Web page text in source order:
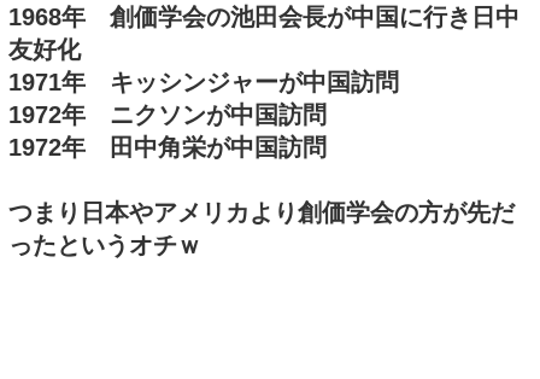
1968年 創価学会の池田会長が中国に行き日中
友好化
1971年 キッシンジャーが中国訪問
1972年 ニクソンが中国訪問
1972年 田中角栄が中国訪問
つまり日本やアメリカより創価学会の方が先だ
ったというオチｗ